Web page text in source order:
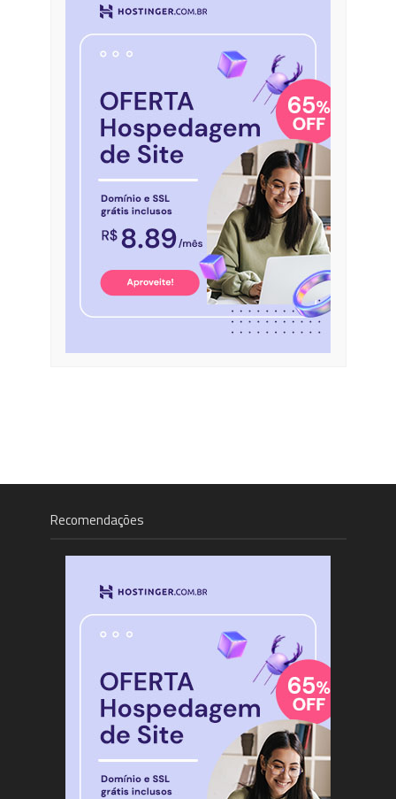
Recomendações